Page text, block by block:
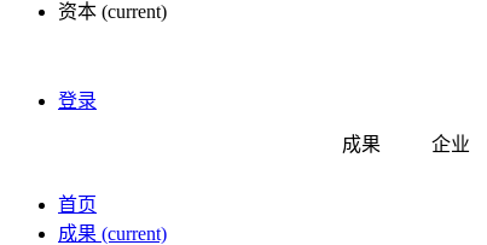
资本 (current)
登录
成果 企业
首页
成果 (current)